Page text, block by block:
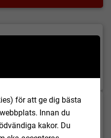
företag att hitta vägar
för att ge dig bästa
Innan du
kakor. Du